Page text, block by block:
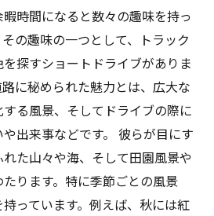
時間になると数々の趣味を持っ
の趣味の一つとして、トラック
探すショートドライブがありま
に秘められた魅力とは、広大な
る風景、そしてドライブの際に
出来事などです。 彼らが目にす
た山々や海、そして田園風景や
ります。特に季節ごとの風景
っています。例えば、秋には紅